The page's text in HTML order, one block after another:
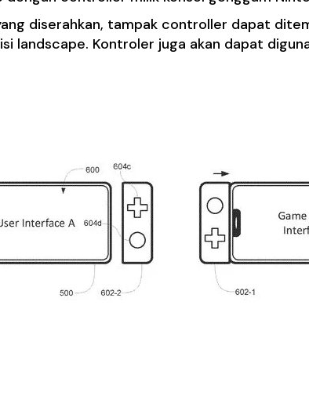
diserahkan, tampak controller dapat
landscape. Kontroler juga akan dapat